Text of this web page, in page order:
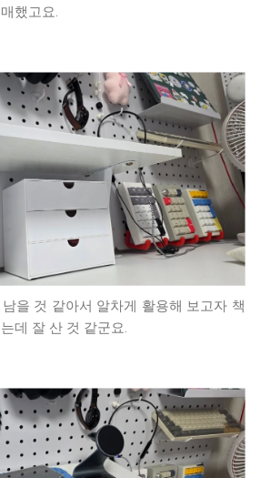
했고요.
을 것 같아서 알차게 활용해 보고자 책
데 잘 산 것 같군요.